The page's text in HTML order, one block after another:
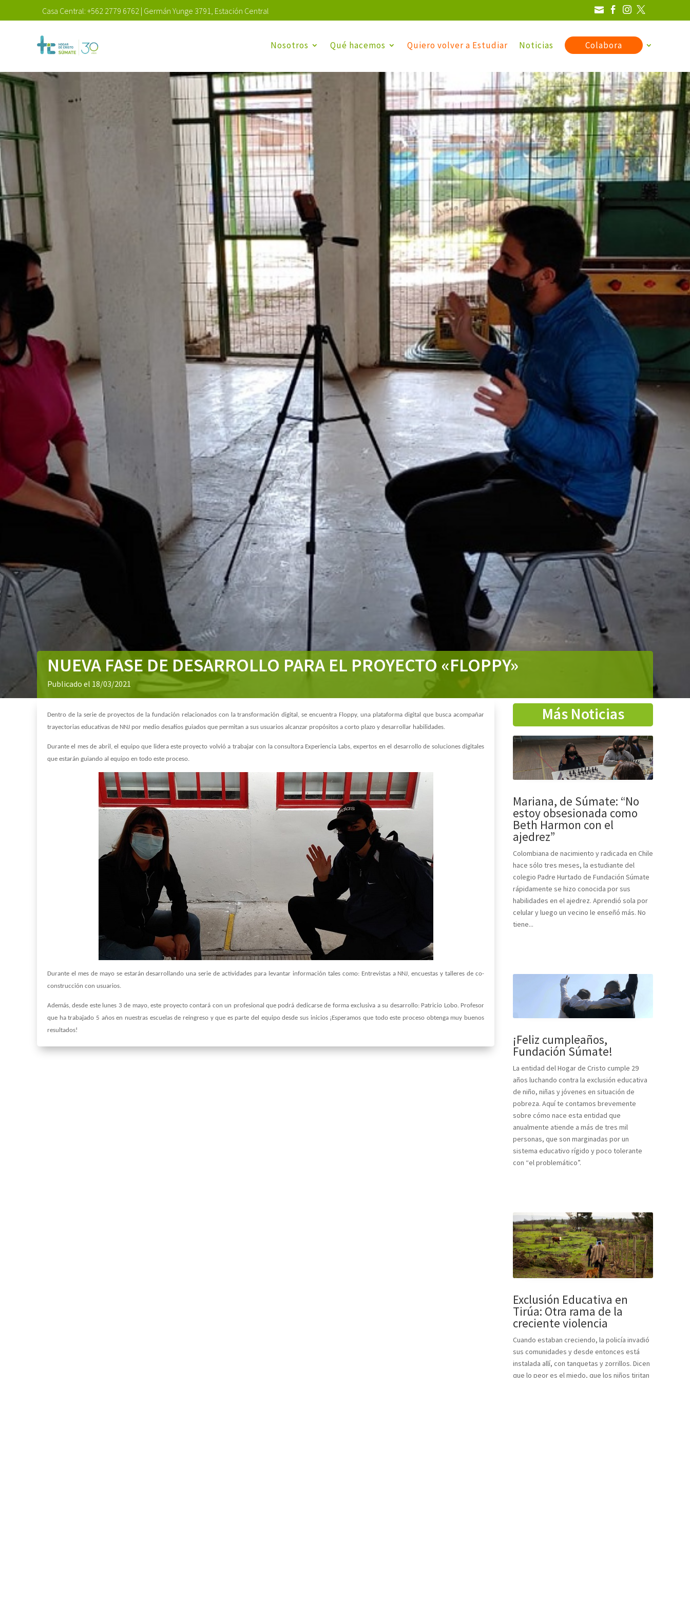
Casa Central: +562 2779 6762 | Germán Yunge 3791, Estación Central    
Nosotros Qué hacemos Quiero volver a Estudiar Noticias Colabora
NUEVA FASE DE DESARROLLO PARA EL PROYECTO «FLOPPY»
Publicado el 18/03/2021
Dentro de la serie de proyectos de la fundación relacionados con la transformación digital, se encuentra Floppy, una plataforma digital que busca acompañar
trayectorias educativas de NNJ por medio desafíos guiados que permitan a sus usuarios alcanzar propósitos a corto plazo y desarrollar habilidades.
Durante el mes de abril, el equipo que lidera este proyecto volvió a trabajar con la consultora Experiencia Labs, expertos en el desarrollo de soluciones digitales
que estarán guiando al equipo en todo este proceso.
Durante el mes de mayo se estarán desarrollando una serie de actividades para levantar información tales como: Entrevistas a NNJ, encuestas y talleres de co-
construcción con usuarios.
Además, desde este lunes 3 de mayo, este proyecto contará con un profesional que podrá dedicarse de forma exclusiva a su desarrollo: Patricio Lobo. Profesor
que ha trabajado 5 años en nuestras escuelas de reingreso y que es parte del equipo desde sus inicios ¡Esperamos que todo este proceso obtenga muy buenos
resultados!
Más Noticias
Mariana, de Súmate: “No
estoy obsesionada como
Beth Harmon con el
ajedrez”
Colombiana de nacimiento y radicada en Chile
hace sólo tres meses, la estudiante del
colegio Padre Hurtado de Fundación Súmate
rápidamente se hizo conocida por sus
habilidades en el ajedrez. Aprendió sola por
celular y luego un vecino le enseñó más. No
tiene...
¡Feliz cumpleaños,
Fundación Súmate!
La entidad del Hogar de Cristo cumple 29
años luchando contra la exclusión educativa
de niño, niñas y jóvenes en situación de
pobreza. Aquí te contamos brevemente
sobre cómo nace esta entidad que
anualmente atiende a más de tres mil
personas, que son marginadas por un
sistema educativo rígido y poco tolerante
con “el problemático”.
Exclusión Educativa en
Tirúa: Otra rama de la
creciente violencia
Cuando estaban creciendo, la policía invadió
sus comunidades y desde entonces está
instalada allí, con tanquetas y zorrillos. Dicen
que lo peor es el miedo, que los niños tiritan